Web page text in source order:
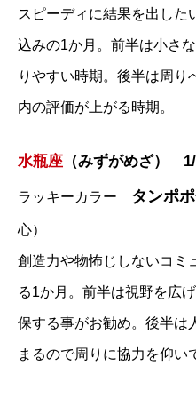
スピーディに結果を出した
込みの1か月。前半は小さ
りやすい時期。後半は周り
内の評価が上がる時期。
水瓶座 （みずがめざ）
ラッキーカラー タンポ
心）
創造力や物怖じしないコミ
る1か月。前半は視野を広
保する事がお勧め。後半は
まるので周りに協力を仰い